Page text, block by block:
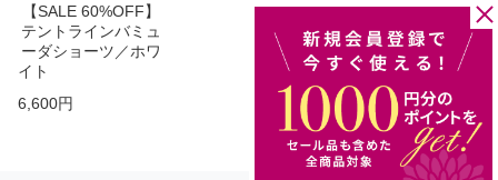
【SALE 60%OFF】
テントラインバミュ
ーダショーツ／ホワ
イト
6,600円